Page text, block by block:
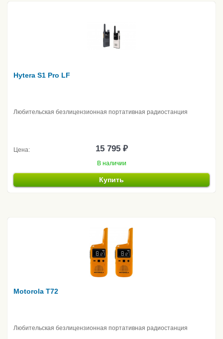
Hytera S1 Pro LF
Любительская безлицензионная портативная радиостанция
Цена: 15 795 ₽
В наличии
Купить
Motorola T72
Любительская безлицензионная портативная радиостанция